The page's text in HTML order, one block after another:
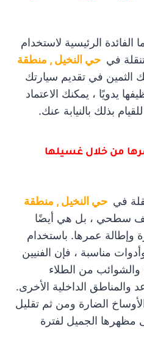
الفائدة الرئيسية لاستخدام
في حي النخيل , منطقة
الثمين في تقديم سيارتك
يدويًا ، يمكنك الاعتماد
بذلك بالنيابة عنك.
من خلال غسيلها
في حي النخيل , منطقة
سطحي ، بل هي أيضًا
وإطالة عمرها. باستخدام
مناسبة ، فإن الفنيين
والشوائب من الطلاء
والمناطق الداخلية الأخرى.
الضارة ومن ثم تقليل
مظهرها الجميل لفترة